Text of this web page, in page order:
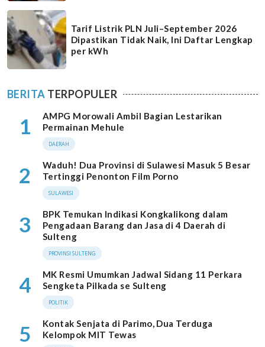
Tarif Listrik PLN Juli–September 2026
Dipastikan Tidak Naik, Ini Daftar Lengkap
per kWh
BERITA TERPOPULER
1
AMPG Morowali Ambil Bagian Lestarikan
Permainan Mehule
DAERAH
2
Waduh! Dua Provinsi di Sulawesi Masuk 5 Besar
Tertinggi Penonton Film Porno
SULAWESI
3
BPK Temukan Indikasi Kongkalikong dalam
Pengadaan Barang dan Jasa di 4 Daerah di
Sulteng
PROVINSI SULTENG
4
MK Resmi Umumkan Jadwal Sidang 11 Perkara
Sengketa Pilkada se Sulteng
POLITIK
5
Kontak Senjata di Parimo, Dua Terduga
Kelompok MIT Tewas